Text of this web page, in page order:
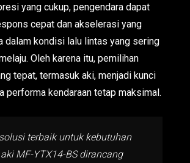
yang cukup, pengendara dapat
cepat dan akselerasi yang
dalam kondisi lalu lintas yang sering
Oleh karena itu, pemilihan
tepat, termasuk aki, menjadi kunci
performa kendaraan tetap maksimal.
terbaik untuk kebutuhan
MF-YTX14-BS dirancang